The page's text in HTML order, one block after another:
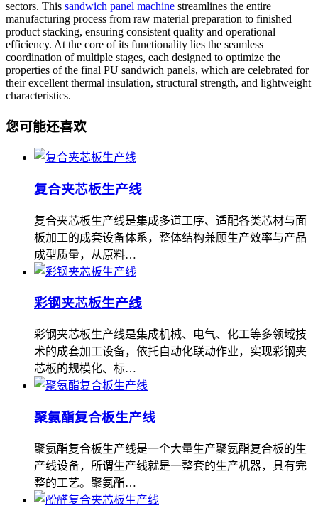
sectors. This sandwich panel machine streamlines the entire
manufacturing process from raw material preparation to finished
product stacking, ensuring consistent quality and operational
efficiency. At the core of its functionality lies the seamless
coordination of multiple stages, each designed to optimize the
properties of the final PU sandwich panels, which are celebrated for
their excellent thermal insulation, structural strength, and lightweight
characteristics.
您可能还喜欢
复合夹芯板生产线
复合夹芯板生产线是集成多道工序、适配各类芯材与面
板加工的成套设备体系，整体结构兼顾生产效率与产品
成型质量，从原料…
彩钢夹芯板生产线
彩钢夹芯板生产线是集成机械、电气、化工等多领域技
术的成套加工设备，依托自动化联动作业，实现彩钢夹
芯板的规模化、标…
聚氨酯复合板生产线
聚氨酯复合板生产线是一个大量生产聚氨酯复合板的生
产线设备，所谓生产线就是一整套的生产机器，具有完
整的工艺。聚氨酯…